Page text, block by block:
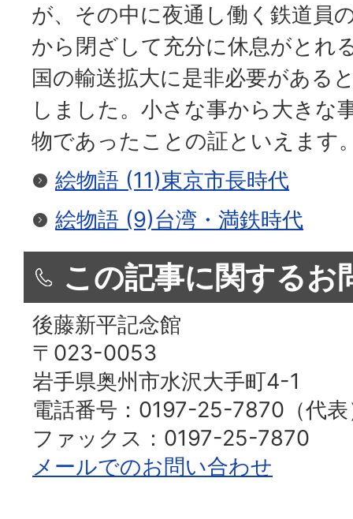
が、その中に夜通し働く鉄道員
から閉ざして充分に休息がとれ
国の輸送拡大に是非必要がある
しました。小さな事から大きな
物であったことの証といえます
絵物語 (11)東京市長時代
絵物語 (9)台湾・満鉄時代
この記事に関するお
後藤新平記念館
〒023-0053
岩手県奥州市水沢大手町4-1
電話番号：0197-25-7870（代表
ファックス：0197-25-7870
メールでのお問い合わせ